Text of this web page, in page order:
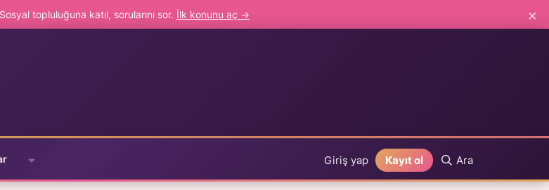
topluluğuna katıl, sorularını sor. İlk konunu aç → ×
Giriş yap Kayıt ol Ara